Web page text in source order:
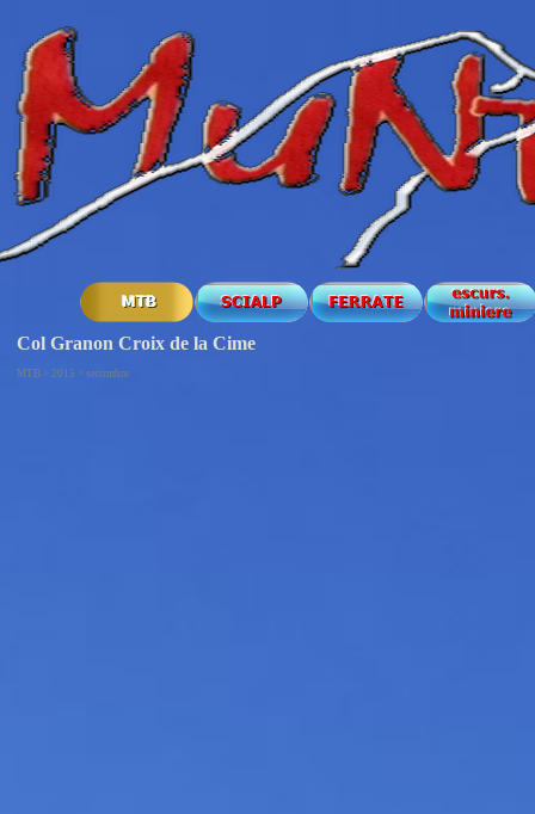
Col Granon Croix de la Cime
MTB > 2015 > settrmbre